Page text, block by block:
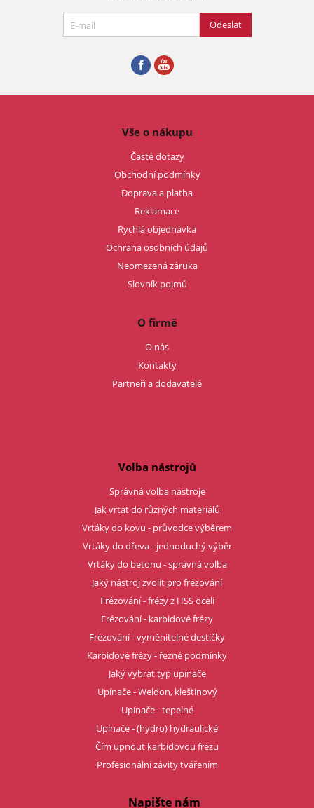
Odeslat
Vše o nákupu
Časté dotazy
Obchodní podmínky
Doprava a platba
Reklamace
Rychlá objednávka
Ochrana osobních údajů
Neomezená záruka
Slovník pojmů
O firmě
O nás
Kontakty
Partneři a dodavatelé
Volba nástrojů
Správná volba nástroje
Jak vrtat do různých materiálů
Vrtáky do kovu - průvodce výběrem
Vrtáky do dřeva - jednoduchý výběr
Vrtáky do betonu - správná volba
Jaký nástroj zvolit pro frézování
Frézování - frézy z HSS oceli
Frézování - karbidové frézy
Frézování - vyměnitelné destičky
Karbidové frézy - řezné podmínky
Jaký vybrat typ upínače
Upínače - Weldon, kleštinový
Upínače - tepelné
Upínače - (hydro) hydraulické
Čím upnout karbidovou frézu
Profesionální závity tvářením
Napište nám